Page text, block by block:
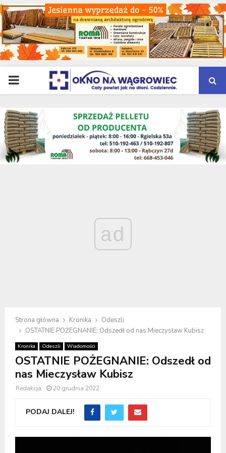
PRIMARY
MENU
ad
Strona główna Kronika
Odeszli
OSTATNIE POŻEGNANIE: Odszedł od nas Mieczysław Kubisz
Kronika Odeszli Wiadomości
OSTATNIE POŻEGNANIE: Odszedł od
nas Mieczysław Kubisz
Redakcja 20 grudnia 2022
PODAJ DALEJ!